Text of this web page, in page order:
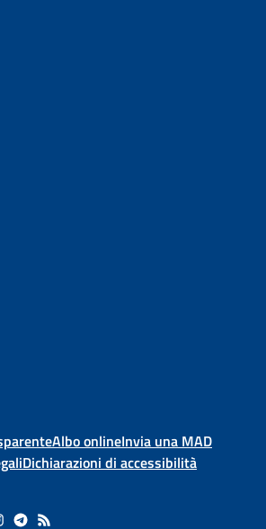
Albo onlineInvia una MAD
Dichiarazioni di accessibilità